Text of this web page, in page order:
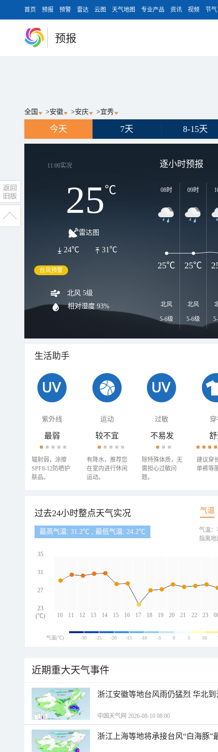
首页 预报 预警 雷达 云图 天气地图 专业产品 资讯 视频 节气
预报
全国 >安徽 >安庆 >宜秀
今天 7天 8-15天
11:00实况
25℃
雷达图
31℃
24℃
台风预警
北风 5级
相对湿度 93%
逐小时预报
08时
北风
5-6级
09时
北风
5-6级
25℃ 25℃
生活助手
紫外线 运动 过敏 穿
最弱
辐射弱，涂擦
SPF8-12防晒护
肤品。
较不宜
有降水，推荐您
在室内进行休闲
运动。
不易发
除特殊体质，无
需担心过敏问
题。
建议穿
单裤等
过去24小时整点天气实况 气温
最高气温: 31.2℃ , 最低气温: 24.2℃
10 11 12 13 14 15 16 17 18 19 20 21 22 23
35
31
27
23
(℃)
气温：
指离地
气温(℃) -30 -25 -20 -15 -10 -5 0 5 10
近期重大天气事件
浙江安徽等地台风雨仍猛烈 华北
中国天气网 2026-08-10 08:00
浙江上海等地将承接台风“白海豚”